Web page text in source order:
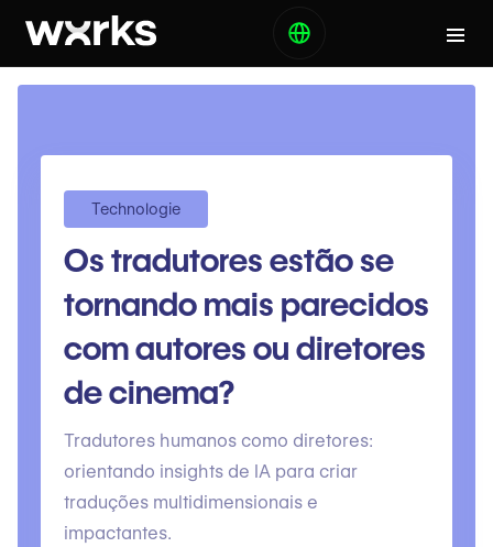
Technologie
Os tradutores estão se
tornando mais parecidos
com autores ou diretores
de cinema?
Tradutores humanos como diretores:
orientando insights de IA para criar
traduções multidimensionais e
impactantes.